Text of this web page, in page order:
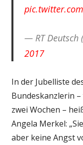
— RT Deutsch
2017
In der Jubelliste
Bundeskanzlerin
zwei Wochen –
Angela Merkel:
aber keine Angst